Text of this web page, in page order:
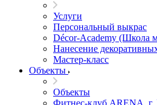
Услуги
Персональный выкрас
Décor-Academy (Школа
Нанесение
Мастер-класс
Объекты
Объекты
Фитнес-клуб ARENA, г.